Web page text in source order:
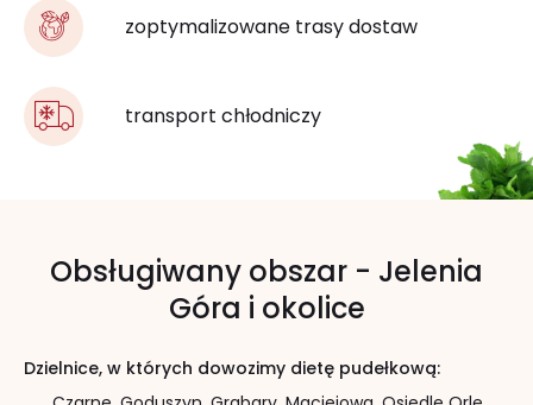
zoptymalizowane trasy dostaw
transport chłodniczy
Obsługiwany obszar - Jelenia
Góra i okolice
Dzielnice, w których dowozimy dietę pudełkową: